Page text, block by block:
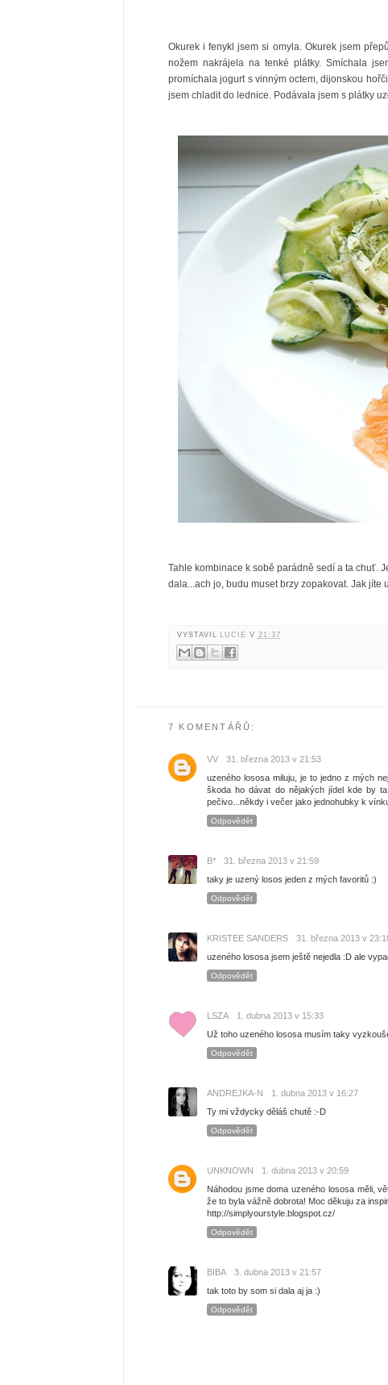
Okurek i fenykl jsem si omyla. Okurek jsem
nožem nakrájela na tenké plátky. Smíchala
promíchala jogurt s vinným octem, dijonskou
jsem chladit do lednice. Podávala jsem s plátky
Tahle kombinace k sobě parádně sedí a ta chuť.
dala...ach jo, budu muset brzy zopakovat. Jak jíte
VYSTAVIL LUCIEV 21:37
7 KOMENTÁŘŮ:
VV
31. března 2013 v 21:53
uzeného lososa miluju, je to jedno z mých
škoda ho dávat do nějakých jídel kde by
pečivo...někdy i večer jako jednohubky k
Odpovědět
B*
31. března 2013 v 21:59
taky je uzený losos jeden z mých favoritů :)
Odpovědět
KRISTEE SANDERS
31. března 2013 v
uzeného lososa jsem ještě nejedla :D ale
Odpovědět
LSZA
1. dubna 2013 v 15:33
Už toho uzeného lososa musím taky
Odpovědět
ANDREJKA-N
1. dubna 2013 v 16:27
Ty mi vždycky děláš chutě :-D
Odpovědět
UNKNOWN
1. dubna 2013 v 20:59
Náhodou jsme doma uzeného lososa měli,
že to byla vážně dobrota! Moc děkuju za
http://simplyourstyle.blogspot.cz/
Odpovědět
BIBA
3. dubna 2013 v 21:57
tak toto by som si dala aj ja :)
Odpovědět